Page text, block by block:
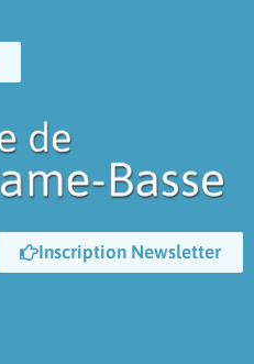
Inscription Newsletter